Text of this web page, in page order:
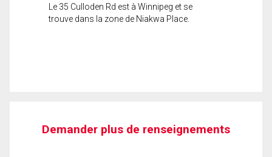
Le 35 Culloden Rd est à Winnipeg et se
trouve dans la zone de Niakwa Place.
Demander plus de renseignements